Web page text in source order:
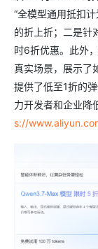
“全模型通用抵扣
的折上折；二是针
时6折优惠。此外
真实场景，展示了
提供了低至1折的
力开发者和企业降
s://